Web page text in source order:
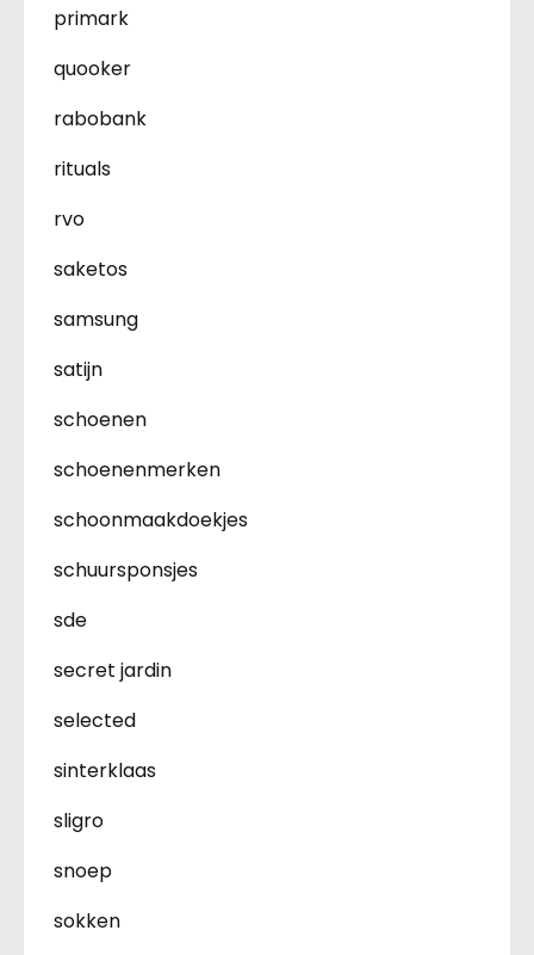
primark
quooker
rabobank
rituals
rvo
saketos
samsung
satijn
schoenen
schoenenmerken
schoonmaakdoekjes
schuursponsjes
sde
secret jardin
selected
sinterklaas
sligro
snoep
sokken